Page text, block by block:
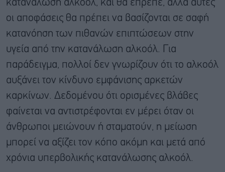
κατανάλωση αλκοόλ, και θα έπρεπε, αλλά αυτές
οι αποφάσεις θα πρέπει να βασίζονται σε σαφή
κατανόηση των πιθανών επιπτώσεων στην
υγεία από την κατανάλωση αλκοόλ. Για
παράδειγμα, πολλοί δεν γνωρίζουν ότι το αλκοόλ
αυξάνει τον κίνδυνο εμφάνισης αρκετών
καρκίνων. Δεδομένου ότι ορισμένες βλάβες
φαίνεται να αντιστρέφονται εν μέρει όταν οι
άνθρωποι μειώνουν ή σταματούν, η μείωση
μπορεί να αξίζει τον κόπο ακόμη και μετά από
χρόνια υπερβολικής κατανάλωσης αλκοόλ.